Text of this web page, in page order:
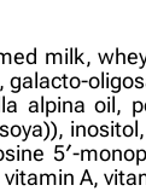
milk,
galacto-
alpina oil,
5′-
A,